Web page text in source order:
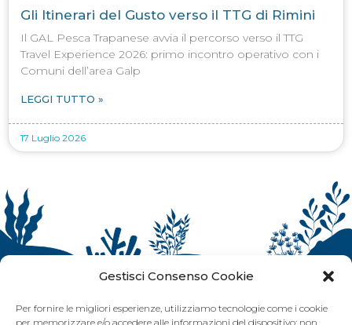
Gestisci Consenso Cookie
Per fornire le migliori esperienze, utilizziamo tecnologie come i cookie
per memorizzare e/o accedere alle informazioni del dispositivo: non
Gli Itinerari del Gusto verso il TTG di Rimini
Il GAL Pesca Trapanese avvia il percorso verso il TTG
Travel Experience 2026: primo incontro operativo con i
Comuni dell’area Galp
LEGGI TUTTO »
17 Luglio 2026